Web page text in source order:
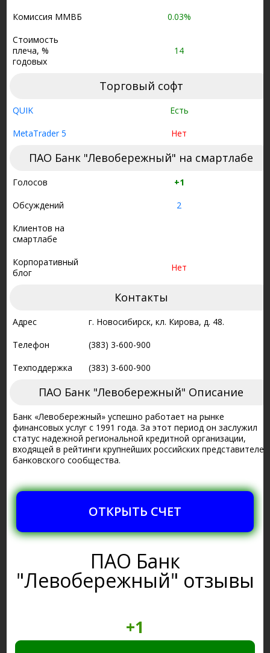
Комиссия ММВБ
0.03%
Стоимость
плеча, %
годовых
14
Торговый софт
QUIK
Есть
MetaTrader 5
Нет
ПАО Банк "Левобережный" на смартлабе
Голосов
+1
Обсуждений
2
Клиентов на
смартлабе
Корпоративный
блог
Нет
Контакты
Адрес
г. Новосибирск, кл. Кирова, д. 48.
Телефон
(383) 3-600-900
Техподдержка
(383) 3-600-900
ПАО Банк "Левобережный" Описание
Банк «Левобережный» успешно работает на рынке
финансовых услуг с 1991 года. За этот период он заслужил
статус надежной региональной кредитной организации,
входящей в рейтинги крупнейших российских представителей
банковского сообщества.
ОТКРЫТЬ СЧЕТ
ПАО Банк
"Левобережный" отзывы
+1